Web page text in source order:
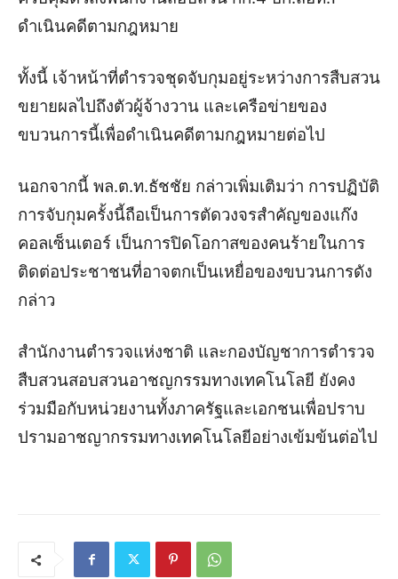
ดำเนินคดีตามกฎหมาย
ทั้งนี้ เจ้าหน้าที่ตำรวจชุดจับกุมอยู่ระหว่างการสืบสวน
ขยายผลไปถึงตัวผู้จ้างวาน และเครือข่ายของ
ขบวนการนี้เพื่อดำเนินคดีตามกฎหมายต่อไป
นอกจากนี้ พล.ต.ท.ธัชชัย กล่าวเพิ่มเติมว่า การปฏิบัติ
การจับกุมครั้งนี้ถือเป็นการตัดวงจรสำคัญของแก๊ง
คอลเซ็นเตอร์ เป็นการปิดโอกาสของคนร้ายในการ
ติดต่อประชาชนที่อาจตกเป็นเหยื่อของขบวนการดัง
กล่าว
สำนักงานตำรวจแห่งชาติ และกองบัญชาการตำรวจ
สืบสวนสอบสวนอาชญกรรมทางเทคโนโลยี ยังคง
ร่วมมือกับหน่วยงานทั้งภาครัฐและเอกชนเพื่อปราบ
ปรามอาชญากรรมทางเทคโนโลยีอย่างเข้มข้นต่อไป